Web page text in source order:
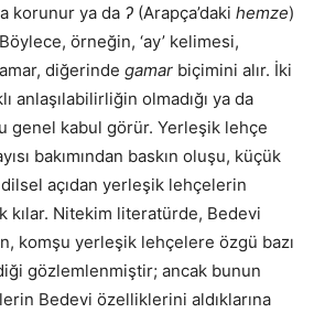
korunur ya da ʔ (Arapça’daki hemze)
örneğin, ‘ay’ kelimesi,
diğerinde gamar biçimini alır. İki
anlaşılabilirliğin olmadığı ya da
genel kabul görür. Yerleşik lehçe
bakımından baskın oluşu, küçük
açıdan yerleşik lehçelerin
kılar. Nitekim literatürde, Bedevi
komşu yerleşik lehçelere özgü bazı
gözlemlenmiştir; ancak bunun
Bedevi özelliklerini aldıklarına